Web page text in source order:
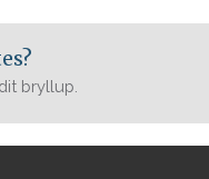
bryllup.